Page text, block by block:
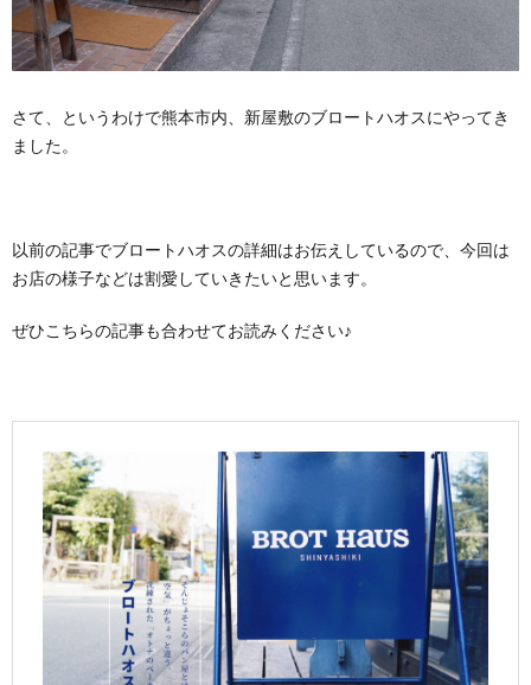
さて、というわけで熊本市内、新屋敷のブロートハオスにやってき
ました。
以前の記事でブロートハオスの詳細はお伝えしているので、今回は
お店の様子などは割愛していきたいと思います。
ぜひこちらの記事も合わせてお読みください♪